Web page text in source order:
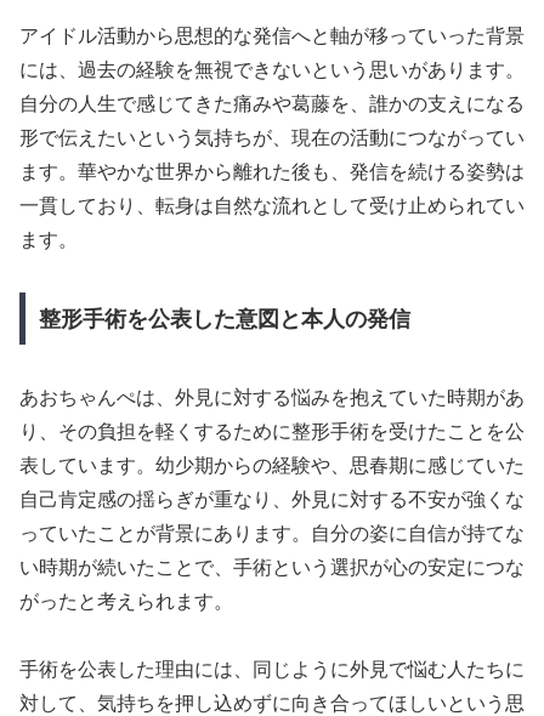
アイドル活動から思想的な発信へと軸が移っていった背景
には、過去の経験を無視できないという思いがあります。
自分の人生で感じてきた痛みや葛藤を、誰かの支えになる
形で伝えたいという気持ちが、現在の活動につながってい
ます。華やかな世界から離れた後も、発信を続ける姿勢は
一貫しており、転身は自然な流れとして受け止められてい
ます。
整形手術を公表した意図と本人の発信
あおちゃんぺは、外見に対する悩みを抱えていた時期があ
り、その負担を軽くするために整形手術を受けたことを公
表しています。幼少期からの経験や、思春期に感じていた
自己肯定感の揺らぎが重なり、外見に対する不安が強くな
っていたことが背景にあります。自分の姿に自信が持てな
い時期が続いたことで、手術という選択が心の安定につな
がったと考えられます。
手術を公表した理由には、同じように外見で悩む人たちに
対して、気持ちを押し込めずに向き合ってほしいという思